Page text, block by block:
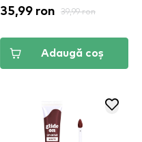
35,99 ron 39,99 ron
Adaugă coș